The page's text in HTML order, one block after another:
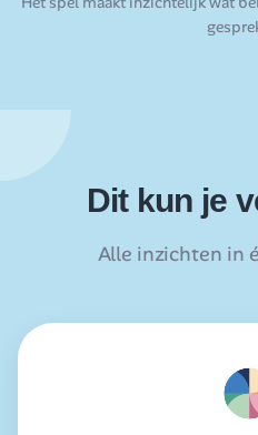
Dit kun je
Alle inzichten in